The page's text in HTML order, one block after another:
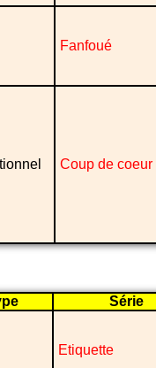
Fanfoué
Coup de coeur
Série
Etiquette